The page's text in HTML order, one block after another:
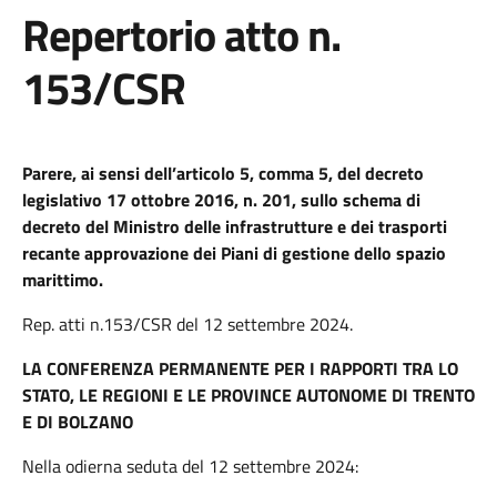
Repertorio atto n.
153/CSR
Parere, ai sensi dell’articolo 5, comma 5, del decreto
legislativo 17 ottobre 2016, n. 201, sullo schema di
decreto del Ministro delle infrastrutture e dei trasporti
recante approvazione dei Piani di gestione dello spazio
marittimo.
Rep. atti n.153/CSR del 12 settembre 2024.
LA CONFERENZA PERMANENTE PER I RAPPORTI TRA LO
STATO, LE REGIONI E LE PROVINCE AUTONOME DI TRENTO
E DI BOLZANO
Nella odierna seduta del 12 settembre 2024: